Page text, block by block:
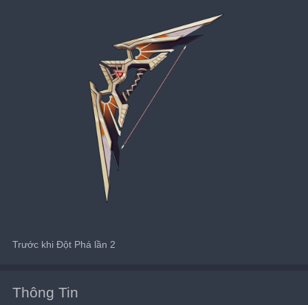
Trước khi Đột Phá lần 2
Thông Tin